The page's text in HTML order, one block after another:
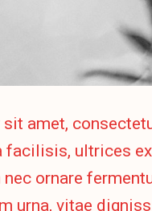
amet,
facilisis, ultrices
ornare
urna, vitae